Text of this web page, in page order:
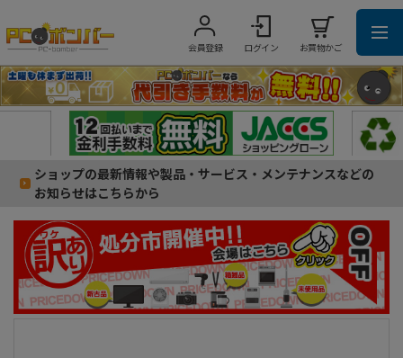
会員登録 ログイン お買物かご
ショップの最新情報や製品・サービス・メンテナンスなどの
お知らせはこちらから